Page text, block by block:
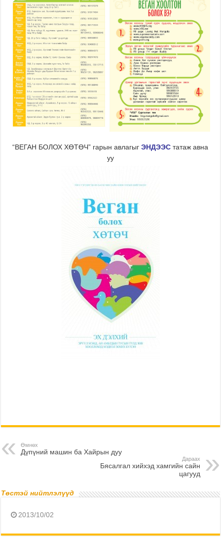
“ВЕГАН БОЛОХ ХӨТӨЧ” гарын авлагыгЭНДЭЭС татаж авна
уу
Өмнөх
Дүпүний машин ба Хайрын дуу
Дараах
Бясалгал хийхэд хамгийн сайн
цагууд
Төстэй нийтлэлүүд
2013/10/02